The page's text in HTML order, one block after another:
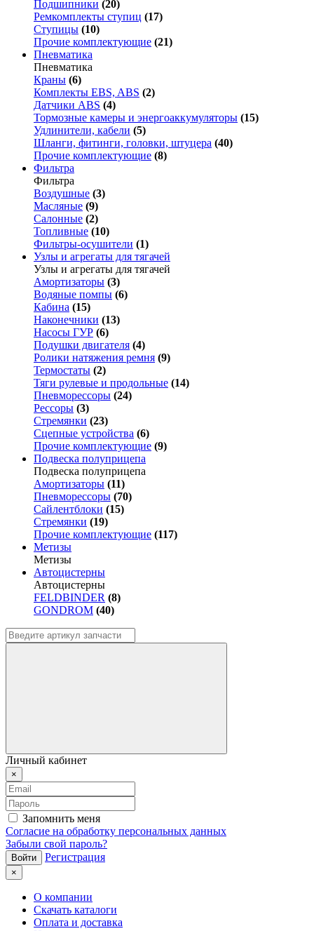
Подшипники (20)
Ремкомплекты ступиц (17)
Ступицы (10)
Прочие комплектующие (21)
Пневматика
Пневматика
Краны (6)
Комплекты EBS, ABS (2)
Датчики ABS (4)
Тормозные камеры и энергоаккумуляторы (15)
Удлинители, кабели (5)
Шланги, фитинги, головки, штуцера (40)
Прочие комплектующие (8)
Фильтра
Фильтра
Воздушные (3)
Масляные (9)
Салонные (2)
Топливные (10)
Фильтры-осушители (1)
Узлы и агрегаты для тягачей
Узлы и агрегаты для тягачей
Амортизаторы (3)
Водяные помпы (6)
Кабина (15)
Наконечники (13)
Насосы ГУР (6)
Подушки двигателя (4)
Ролики натяжения ремня (9)
Термостаты (2)
Тяги рулевые и продольные (14)
Пневморессоры (24)
Рессоры (3)
Стремянки (23)
Сцепные устройства (6)
Прочие комплектующие (9)
Подвеска полуприцепа
Подвеска полуприцепа
Амортизаторы (11)
Пневморессоры (70)
Сайлентблоки (15)
Стремянки (19)
Прочие комплектующие (117)
Метизы
Метизы
Автоцистерны
Автоцистерны
FELDBINDER (8)
GONDROM (40)
Личный кабинет
×
Запомнить меня
Согласие на обработку персональных данных
Забыли свой пароль?
Регистрация
×
О компании
Скачать каталоги
Оплата и доставка